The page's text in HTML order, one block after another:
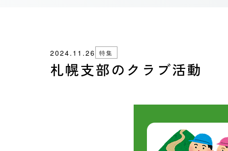
札幌支部のクラブ活動
2024.11.26 特集